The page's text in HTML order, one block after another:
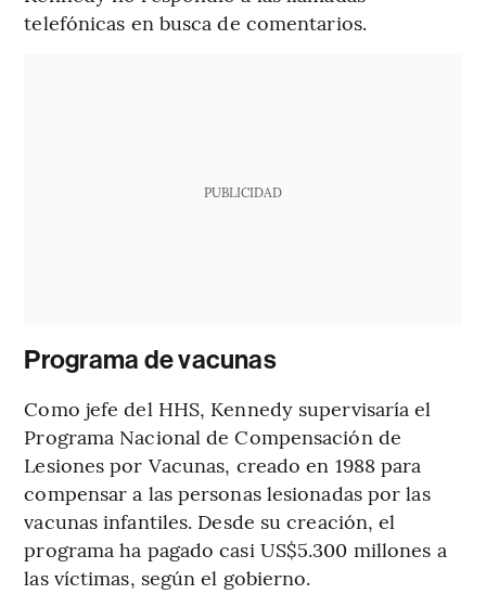
telefónicas en busca de comentarios.
PUBLICIDAD
Programa de vacunas
Como jefe del HHS, Kennedy supervisaría el
Programa Nacional de Compensación de
Lesiones por Vacunas, creado en 1988 para
compensar a las personas lesionadas por las
vacunas infantiles. Desde su creación, el
programa ha pagado casi US$5.300 millones a
las víctimas, según el gobierno.